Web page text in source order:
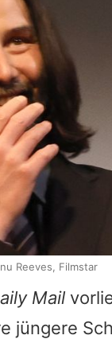
Mail
jüngere
Reeves, Filmstar